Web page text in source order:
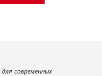
современных